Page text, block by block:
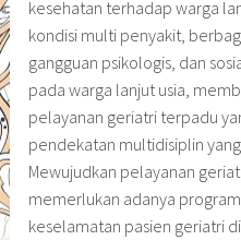
kesehatan terhadap warga
kondisi multi penyakit,
gangguan psikologis, dan
pada warga lanjut usia,
pelayanan geriatri terpadu
pendekatan multidisiplin
Mewujudkan pelayanan
memerlukan adanya
keselamatan pasien geriatri